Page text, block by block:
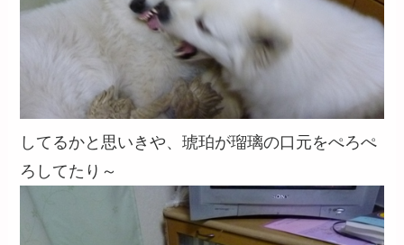
してるかと思いきや、琥珀が瑠璃の口元をぺろぺ
ろしてたり～